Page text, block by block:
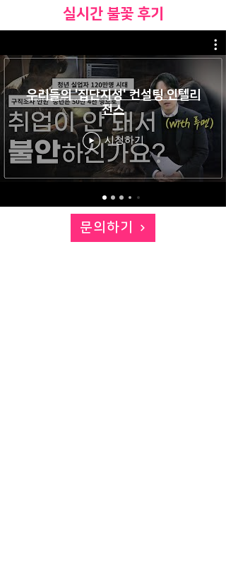
​실시간 불꽃 후기
우리들의 '집단지성' 컨설팅 인텔리
전스
시청하기
문의하기